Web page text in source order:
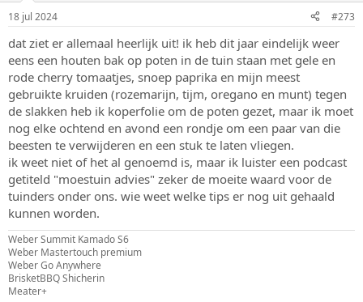
18 jul 2024 #273
dat ziet er allemaal heerlijk uit! ik heb dit jaar eindelijk weer
eens een houten bak op poten in de tuin staan met gele en
rode cherry tomaatjes, snoep paprika en mijn meest
gebruikte kruiden (rozemarijn, tijm, oregano en munt) tegen
de slakken heb ik koperfolie om de poten gezet, maar ik moet
nog elke ochtend en avond een rondje om een paar van die
beesten te verwijderen en een stuk te laten vliegen.
ik weet niet of het al genoemd is, maar ik luister een podcast
getiteld "moestuin advies" zeker de moeite waard voor de
tuinders onder ons. wie weet welke tips er nog uit gehaald
kunnen worden.
Weber Summit Kamado S6
Weber Mastertouch premium
Weber Go Anywhere
BrisketBBQ Shicherin
Meater+